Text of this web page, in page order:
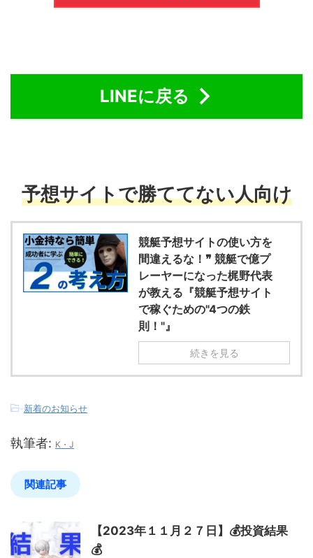
LINEに戻る
予想サイトで勝ててない人向け
競艇予想サイトの使い方を
間違えるな！❞ 競艇で億プ
レーヤーになった梶野代表
が教える『競艇予想サイト
で稼ぐための"4つの鉄
則！"』
続きを見る
-新着のお知らせ
執筆者: K・J
関連記事
【2023年１１月２７日】💰投資結果
💰